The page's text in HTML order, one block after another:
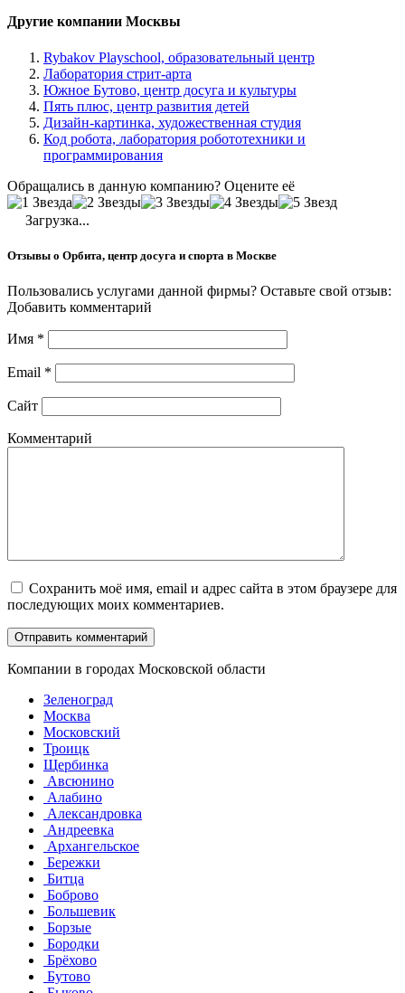
Другие компании Москвы
Rybakov Playschool, образовательный центр
Лаборатория стрит-арта
Южное Бутово, центр досуга и культуры
Пять плюс, центр развития детей
Дизайн-картинка, художественная студия
Код робота, лаборатория робототехники и
программирования
Обращались в данную компанию? Оцените её
Загрузка...
Отзывы о Орбита, центр досуга и спорта в Москве
Пользовались услугами данной фирмы? Оставьте свой отзыв:
Добавить комментарий
Имя *
Email *
Сайт
Комментарий
Сохранить моё имя, email и адрес сайта в этом браузере для
последующих моих комментариев.
Компании в городах Московской области
Зеленоград
Москва
Московский
Троицк
Щербинка
Авсюнино
Алабино
Александровка
Андреевка
Архангельское
Бережки
Битца
Боброво
Большевик
Борзые
Бородки
Брёхово
Бутово